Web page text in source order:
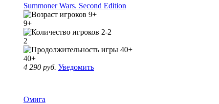
Summoner Wars. Second Edition
9+
2
40+
4 290 руб. Уведомить
Омига